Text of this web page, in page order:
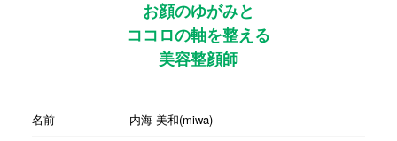
お顔のゆがみと
ココロの軸を整える
美容整顔師
名前
内海 美和(miwa)